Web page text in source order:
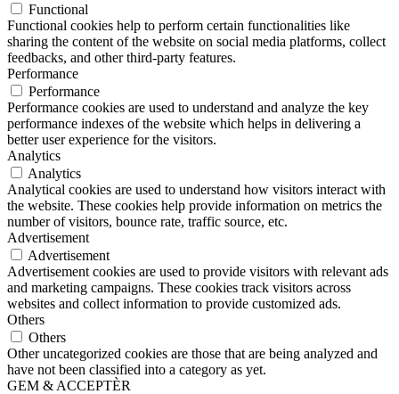
Functional
Functional cookies help to perform certain functionalities like
sharing the content of the website on social media platforms, collect
feedbacks, and other third-party features.
Performance
Performance
Performance cookies are used to understand and analyze the key
performance indexes of the website which helps in delivering a
better user experience for the visitors.
Analytics
Analytics
Analytical cookies are used to understand how visitors interact with
the website. These cookies help provide information on metrics the
number of visitors, bounce rate, traffic source, etc.
Advertisement
Advertisement
Advertisement cookies are used to provide visitors with relevant ads
and marketing campaigns. These cookies track visitors across
websites and collect information to provide customized ads.
Others
Others
Other uncategorized cookies are those that are being analyzed and
have not been classified into a category as yet.
GEM & ACCEPTÈR